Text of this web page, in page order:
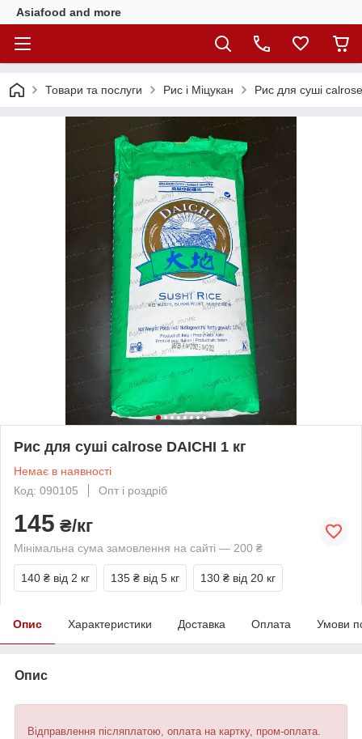
Asiafood and more
Товари та послуги Рис і Міцукан Рис для суші
Рис для суші calrose DAICHI 1 кг
Немає в наявності
Код: 090105
Опт і роздріб
145 ₴/кг
Мінімальна сума замовлення на сайті — 200 ₴
140 ₴ від 2 кг 135 ₴ від 5 кг 130 ₴ від 20 кг
Опис Характеристики Доставка Оплата Умови
Опис
Відправлення післяплатою, оплата на картку, пром-оплата.